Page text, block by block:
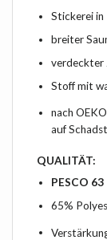
Stickerei
breiter
verdeckter
Stoff mit
nach
auf
QUALITÄT:
PESCO 63
65%